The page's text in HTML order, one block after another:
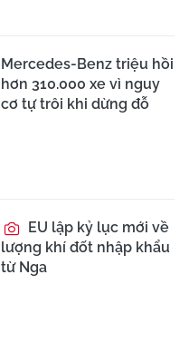
Mercedes-Benz triệu hồi
hơn 310.000 xe vì nguy
cơ tự trôi khi dừng đỗ
EU lập kỷ lục mới về
lượng khí đốt nhập khẩu
từ Nga